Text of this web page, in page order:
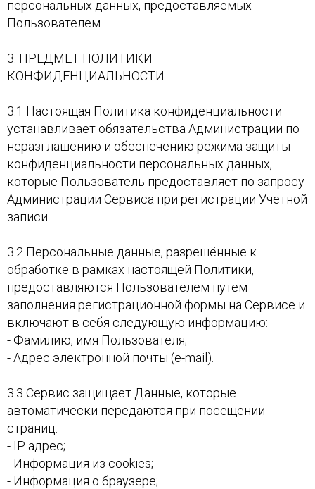
персональных данных, предоставляемых
Пользователем.
3. ПРЕДМЕТ ПОЛИТИКИ
КОНФИДЕНЦИАЛЬНОСТИ
3.1 Настоящая Политика конфиденциальности
устанавливает обязательства Администрации по
неразглашению и обеспечению режима защиты
конфиденциальности персональных данных,
которые Пользователь предоставляет по запросу
Администрации Сервиса при регистрации Учетной
записи.
3.2 Персональные данные, разрешённые к
обработке в рамках настоящей Политики,
предоставляются Пользователем путём
заполнения регистрационной формы на Сервисе и
включают в себя следующую информацию:
- Фамилию, имя Пользователя;
- Адрес электронной почты (e-mail).
3.3 Сервис защищает Данные, которые
автоматически передаются при посещении
страниц:
- IP адрес;
- Информация из cookies;
- Информация о браузере;